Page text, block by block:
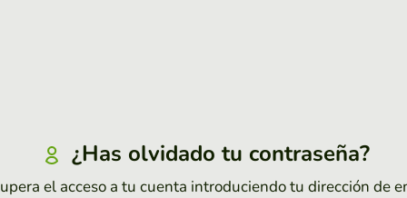
¿Has olvidado tu contraseña?
el acceso a tu cuenta introduciendo tu dirección de